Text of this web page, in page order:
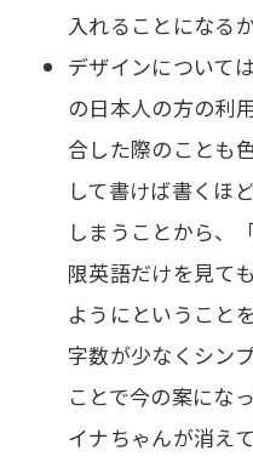
入れることになるか
デザインについて
の日本人の方の利
合した際のことも
して書けば書くほ
しまうことから、
限英語だけを見て
ようにということ
字数が少なくシン
ことで今の案にな
イナちゃんが消え